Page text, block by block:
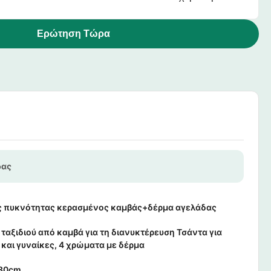
Ερώτηση Τώρα
κερασμένος καμβάς+δέρμα αγελάδας
από καμβά για τη διανυκτέρευση Τσάντα για
γυναίκες, 4 χρώματα με δέρμα